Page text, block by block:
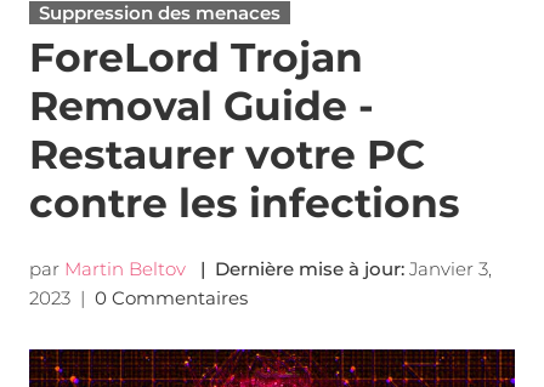
Suppression des menaces
ForeLord Trojan
Removal Guide -
Restaurer votre PC
contre les infections
par Martin Beltov | Dernière mise à jour: Janvier 3,
2023| 0 Commentaires